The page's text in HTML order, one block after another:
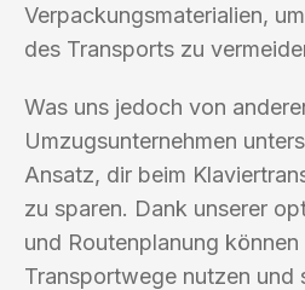
Verpackungsmaterialien,
des Transports zu
Was uns jedoch von
Umzugsunternehmen
Ansatz, dir beim
zu sparen. Dank unserer
und Routenplanung
Transportwege nutzen und